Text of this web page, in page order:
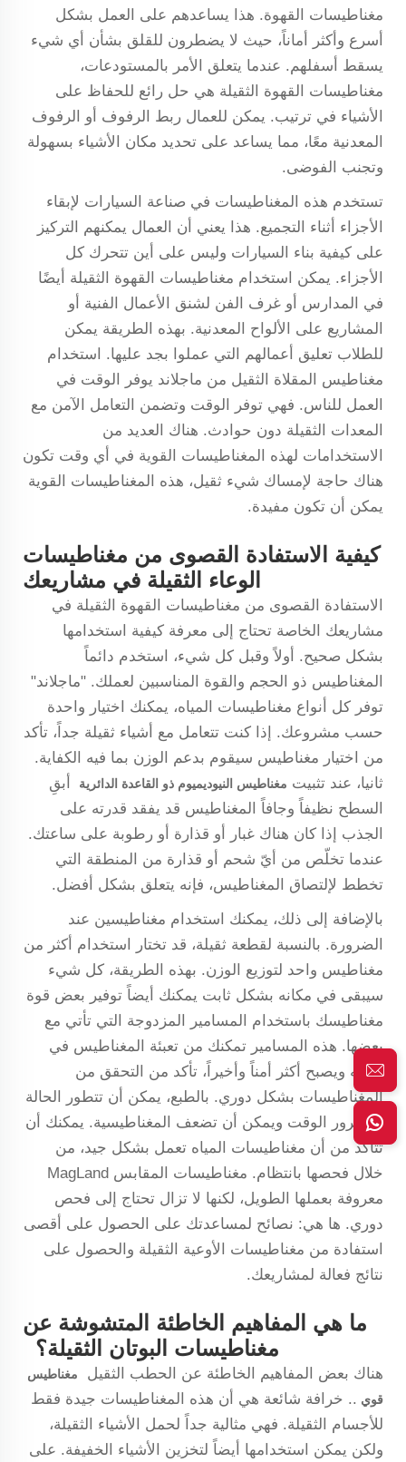
مغناطيسات القهوة. هذا يساعدهم على العمل بشكل
أسرع وأكثر أماناً، حيث لا يضطرون للقلق بشأن أي شيء
يسقط أسفلهم. عندما يتعلق الأمر بالمستودعات،
مغناطيسات القهوة الثقيلة هي حل رائع للحفاظ على
الأشياء في ترتيب. يمكن للعمال ربط الرفوف أو الرفوف
المعدنية معًا، مما يساعد على تحديد مكان الأشياء بسهولة
وتجنب الفوضى.
تستخدم هذه المغناطيسات في صناعة السيارات لإبقاء
الأجزاء أثناء التجميع. هذا يعني أن العمال يمكنهم التركيز
على كيفية بناء السيارات وليس على أين تتحرك كل
الأجزاء. يمكن استخدام مغناطيسات القهوة الثقيلة أيضًا
في المدارس أو غرف الفن لشنق الأعمال الفنية أو
المشاريع على الألواح المعدنية. بهذه الطريقة يمكن
للطلاب تعليق أعمالهم التي عملوا بجد عليها. استخدام
مغناطيس المقلاة الثقيل من ماجلاند يوفر الوقت في
العمل للناس. فهي توفر الوقت وتضمن التعامل الآمن مع
المعدات الثقيلة دون حوادث. هناك العديد من
الاستخدامات لهذه المغناطيسات القوية في أي وقت تكون
هناك حاجة لإمساك شيء ثقيل، هذه المغناطيسات القوية
يمكن أن تكون مفيدة.
كيفية الاستفادة القصوى من مغناطيسات
الوعاء الثقيلة في مشاريعك
الاستفادة القصوى من مغناطيسات القهوة الثقيلة في
مشاريعك الخاصة تحتاج إلى معرفة كيفية استخدامها
بشكل صحيح. أولاً وقبل كل شيء، استخدم دائماً
المغناطيس ذو الحجم والقوة المناسبين لعملك. "ماجلاند"
توفر كل أنواع مغناطيسات المياه، يمكنك اختيار واحدة
حسب مشروعك. إذا كنت تتعامل مع أشياء ثقيلة جداً، تأكد
من اختيار مغناطيس سيقوم بدعم الوزن بما فيه الكفاية.
ثانيا، عند تثبيت مغناطيس النيوديميوم ذو القاعدة الدائرية
أبقِ
السطح نظيفاً وجافاً المغناطيس قد يفقد قدرته على
الجذب إذا كان هناك غبار أو قذارة أو رطوبة على ساعتك.
عندما تخلّص من أيّ شحم أو قذارة من المنطقة التي
تخطط لإلتصاق المغناطيس، فإنه يتعلق بشكل أفضل.
بالإضافة إلى ذلك، يمكنك استخدام مغناطيسين عند
الضرورة. بالنسبة لقطعة ثقيلة، قد تختار استخدام أكثر من
مغناطيس واحد لتوزيع الوزن. بهذه الطريقة، كل شيء
سيبقى في مكانه بشكل ثابت يمكنك أيضاً توفير بعض قوة
مغناطيسك باستخدام المسامير المزدوجة التي تأتي مع
بعضها. هذه المسامير تمكنك من تعبئة المغناطيس في
مكانه ويصبح أكثر أمناً وأخيراً، تأكد من التحقق من
المغناطيسات بشكل دوري. بالطبع، يمكن أن تتطور الحالة
مع مرور الوقت ويمكن أن تضعف المغناطيسية. يمكنك أن
تتأكد من أن مغناطيسات المياه تعمل بشكل جيد، من
خلال فحصها بانتظام. مغناطيسات المقابس MagLand
معروفة بعملها الطويل، لكنها لا تزال تحتاج إلى فحص
دوري. ها هي: نصائح لمساعدتك على الحصول على أقصى
استفادة من مغناطيسات الأوعية الثقيلة والحصول على
نتائج فعالة لمشاريعك.
ما هي المفاهيم الخاطئة المتشوشة عن
مغناطيسات البوتان الثقيلة؟
هناك بعض المفاهيم الخاطئة عن الحطب الثقيل
مغناطيس
قوي .. خرافة شائعة هي أن هذه المغناطيسات جيدة فقط
للأجسام الثقيلة. فهي مثالية جداً لحمل الأشياء الثقيلة،
ولكن يمكن استخدامها أيضاً لتخزين الأشياء الخفيفة. على